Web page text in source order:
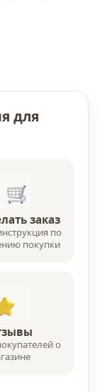
для
заказ
по
покупки
о